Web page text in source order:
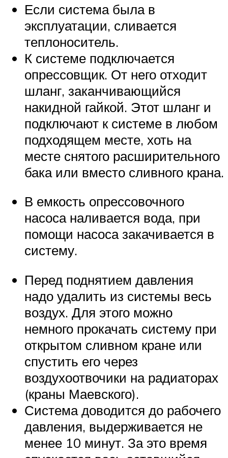
Если система была в
эксплуатации, сливается
теплоноситель.
К системе подключается
опрессовщик. От него отходит
шланг, заканчивающийся
накидной гайкой. Этот шланг и
подключают к системе в любом
подходящем месте, хоть на
месте снятого расширительного
бака или вместо сливного крана.
В емкость опрессовочного
насоса наливается вода, при
помощи насоса закачивается в
систему.
Перед поднятием давления
надо удалить из системы весь
воздух. Для этого можно
немного прокачать систему при
открытом сливном кране или
спустить его через
воздухоотвочики на радиаторах
(краны Маевского).
Система доводится до рабочего
давления, выдерживается не
менее 10 минут. За это время